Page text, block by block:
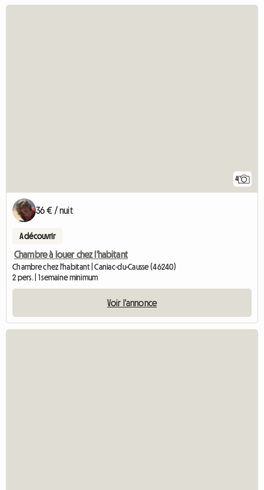
4
36 € / nuit
A découvrir
Chambre à louer chez l'habitant
Chambre chez l'habitant | Caniac-du-Causse (46240)
2 pers. | 1 semaine minimum
Voir l'annonce